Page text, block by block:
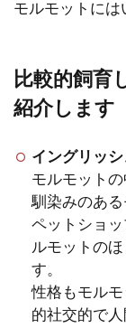
モルモットには
比較的飼育
紹介します
イングリッシ
モルモット
馴染みのある
ペットショ
ルモットの
す。
性格もモル
的社交的で